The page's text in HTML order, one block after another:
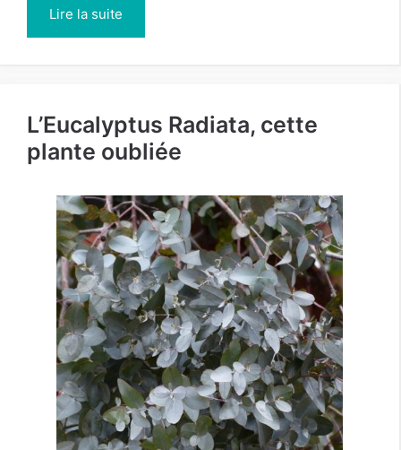
Lire la suite
L’Eucalyptus Radiata, cette
plante oubliée